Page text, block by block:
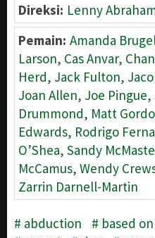
Direksi: Lenny
Pemain: Amanda
Larson, Cas Anvar,
Herd, Jack Fulton,
Joan Allen, Joe Pingue,
Drummond, Matt
Edwards, Rodrigo
O’Shea, Sandy
McCamus, Wendy
Zarrin Darnell-Martin
abduction based